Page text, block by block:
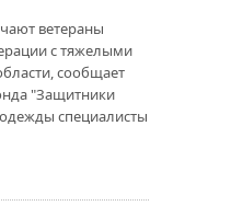
ветераны
с тяжелыми
сообщает
"Защитники
специалисты